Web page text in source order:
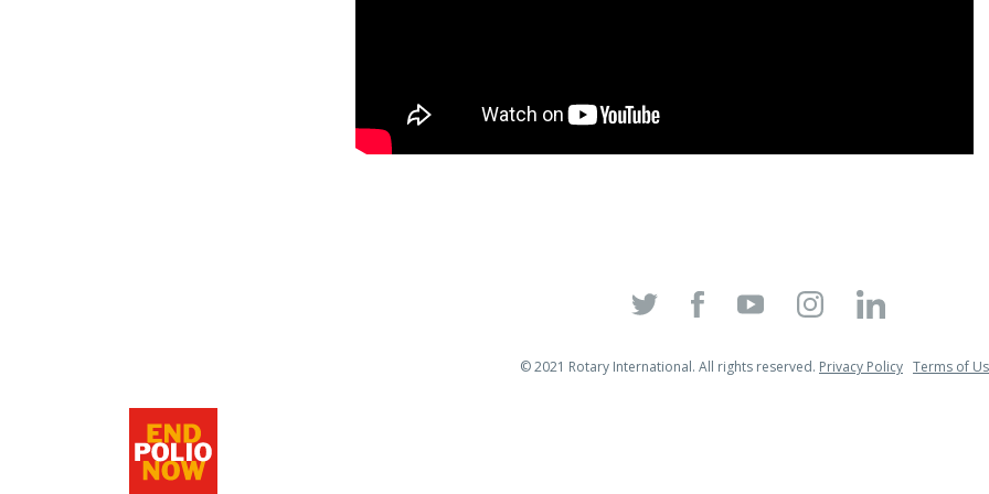
© 2021 Rotary International. All rights reserved. Privacy Policy Terms of